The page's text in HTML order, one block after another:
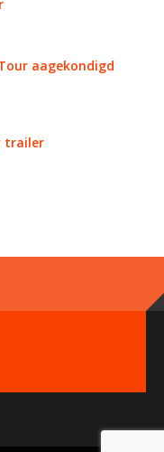
aagekondigd
trailer